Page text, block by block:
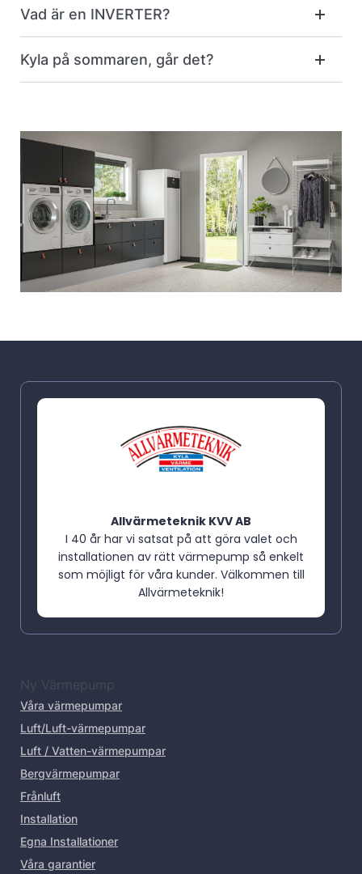
Vad är en INVERTER?
Kyla på sommaren, går det?
Allvärmeteknik KVV AB
I 40 år har vi satsat på att göra valet och
installationen av rätt värmepump så enkelt
som möjligt för våra kunder. Välkommen till
Allvärmeteknik!
Ny Värmepump
Våra värmepumpar
Luft/Luft-värmepumpar
Luft / Vatten-värmepumpar
Bergvärmepumpar
Frånluft
Installation
Egna Installationer
Våra garantier